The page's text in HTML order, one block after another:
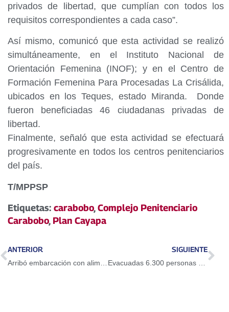
privados de libertad, que cumplían con todos los
requisitos correspondientes a cada caso”.
Así mismo, comunicó que esta actividad se realizó
simultáneamente, en el Instituto Nacional de
Orientación Femenina (INOF); y en el Centro de
Formación Femenina Para Procesadas La Crisálida,
ubicados en los Teques, estado Miranda. Donde
fueron beneficiadas 46 ciudadanas privadas de
libertad.
Finalmente, señaló que esta actividad se efectuará
progresivamente en todos los centros penitenciarios
del país.
T/MPPSP
Etiquetas: carabobo,Complejo Penitenciario
Carabobo, Plan Cayapa
ANTERIOR
Arribó embarcación con alimentos a puerto Guaranao en Falcón
SIGUIENTE
Evacuadas 6.300 personas al sur de California por incendio forestal